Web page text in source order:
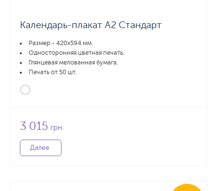
Календарь-плакат А2 Стандарт
Размер - 420x594 мм.
Односторонняя цветная печать.
Глянцевая мелованная бумага.
Печать от 50 шт.
3 015 грн.
Далее